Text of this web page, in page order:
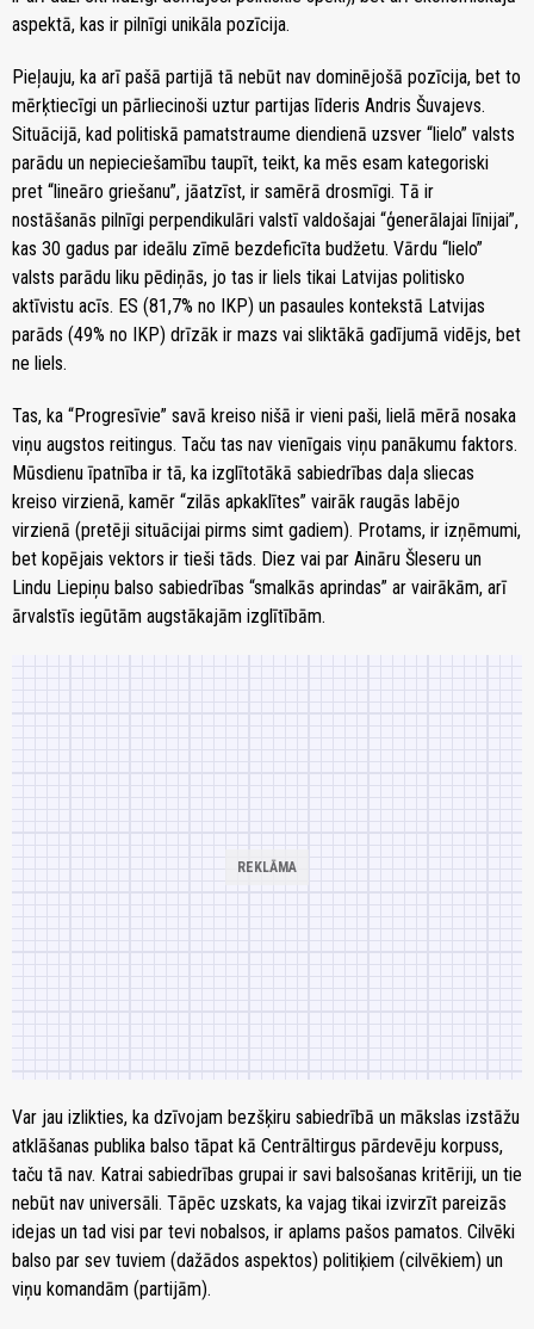
aspektā, kas ir pilnīgi unikāla pozīcija.
Pieļauju, ka arī pašā partijā tā nebūt nav dominējošā pozīcija, bet to
mērķtiecīgi un pārliecinoši uztur partijas līderis Andris Šuvajevs.
Situācijā, kad politiskā pamatstraume diendienā uzsver “lielo” valsts
parādu un nepieciešamību taupīt, teikt, ka mēs esam kategoriski
pret “lineāro griešanu”, jāatzīst, ir samērā drosmīgi. Tā ir
nostāšanās pilnīgi perpendikulāri valstī valdošajai “ģenerālajai līnijai”,
kas 30 gadus par ideālu zīmē bezdeficīta budžetu. Vārdu “lielo”
valsts parādu liku pēdiņās, jo tas ir liels tikai Latvijas politisko
aktīvistu acīs. ES (81,7% no IKP) un pasaules kontekstā Latvijas
parāds (49% no IKP) drīzāk ir mazs vai sliktākā gadījumā vidējs, bet
ne liels.
Tas, ka “Progresīvie” savā kreiso nišā ir vieni paši, lielā mērā nosaka
viņu augstos reitingus. Taču tas nav vienīgais viņu panākumu faktors.
Mūsdienu īpatnība ir tā, ka izglītotākā sabiedrības daļa sliecas
kreiso virzienā, kamēr “zilās apkaklītes” vairāk raugās labējo
virzienā (pretēji situācijai pirms simt gadiem). Protams, ir izņēmumi,
bet kopējais vektors ir tieši tāds. Diez vai par Aināru Šleseru un
Lindu Liepiņu balso sabiedrības “smalkās aprindas” ar vairākām, arī
ārvalstīs iegūtām augstākajām izglītībām.
Var jau izlikties, ka dzīvojam bezšķiru sabiedrībā un mākslas izstāžu
atklāšanas publika balso tāpat kā Centrāltirgus pārdevēju korpuss,
taču tā nav. Katrai sabiedrības grupai ir savi balsošanas kritēriji, un tie
nebūt nav universāli. Tāpēc uzskats, ka vajag tikai izvirzīt pareizās
idejas un tad visi par tevi nobalsos, ir aplams pašos pamatos. Cilvēki
balso par sev tuviem (dažādos aspektos) politiķiem (cilvēkiem) un
viņu komandām (partijām).